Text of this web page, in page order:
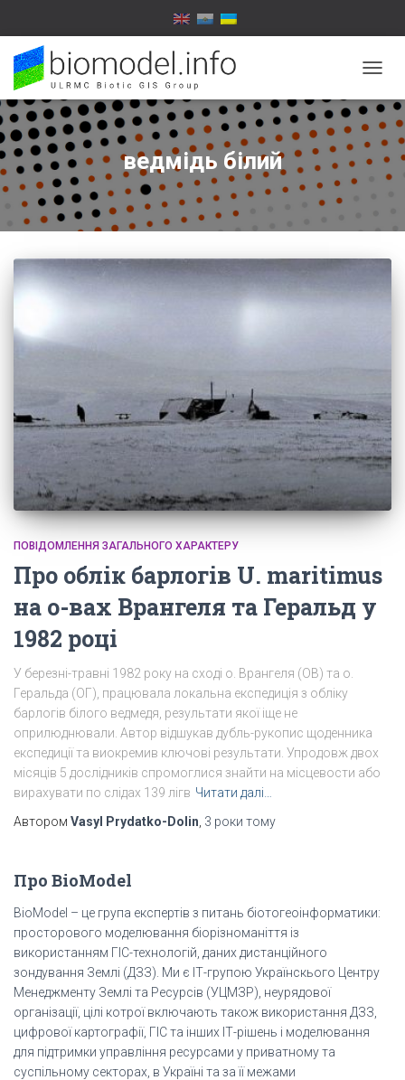
ведмідь білий
ПОВІДОМЛЕННЯ ЗАГАЛЬНОГО ХАРАКТЕРУ
Про облік барлогів U. maritimus
на о-вах Врангеля та Геральд у
1982 році
У березні-травні 1982 року на сході о. Врангеля (ОВ) та о.
Геральда (ОГ), працювала локальна експедиція з обліку
барлогів білого ведмедя, результати якої іще не
оприлюднювали. Автор відшукав дубль-рукопис щоденника
експедиції та виокремив ключові результати. Упродовж двох
місяців 5 дослідників спромоглися знайти на місцевости або
вирахувати по слідах 139 лігв Читати далі…
Автором Vasyl Prydatko-Dolin 3 роки тому
Про BioModel
BioModel – це група експертів з питань біотогеоінформатики:
просторового моделювання біорізноманіття із
використанням ГІС-технологій, даних дистанційного
зондування Землі (ДЗЗ). Ми є ІТ-групою Українскього Центру
Менеджменту Землі та Ресурсів (УЦМЗР), неурядової
організації, цілі котрої включають також використання ДЗЗ,
цифрової картографії, ГІС та інших ІТ-рішень і моделювання
для підтримки управління ресурсами у приватному та
суспільному секторах, в Україні та за її межами